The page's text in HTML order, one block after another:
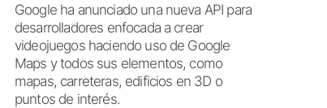
Google ha anunciado una nueva API para
desarrolladores enfocada a crear
videojuegos haciendo uso de Google
Maps y todos sus elementos, como
mapas, carreteras, edificios en 3D o
puntos de interés.